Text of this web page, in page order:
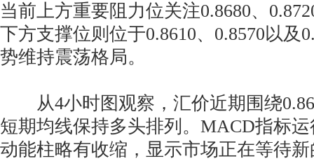
当前上方重要阻力位关注0.8680、
下方支撑位则位于0.8610、0.8570以及
势维持震荡格局。
从4小时图观察，汇价近期围绕
短期均线保持多头排列。MACD指标
动能柱略有收缩，显示市场正在等待